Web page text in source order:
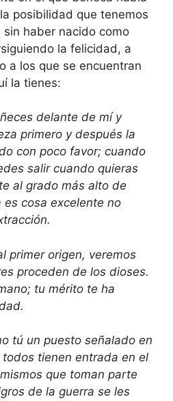
posibilidad que tenemos
haber nacido como
la felicidad, a
a los que se encuentran
la tienes:
delante de mí y
primero y después la
con poco favor; cuando
salir cuando quieras
al grado más alto de
cosa excelente no
primer origen, veremos
proceden de los dioses.
tu mérito te ha
tú un puesto señalado en
tienen entrada en el
que toman parte
de la guerra se les